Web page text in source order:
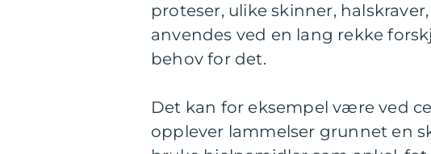
proteser, ulike skinner,
anvendes ved en lang rekke
behov for det.
Det kan for eksempel være ved
opplever lammelser grunnet en